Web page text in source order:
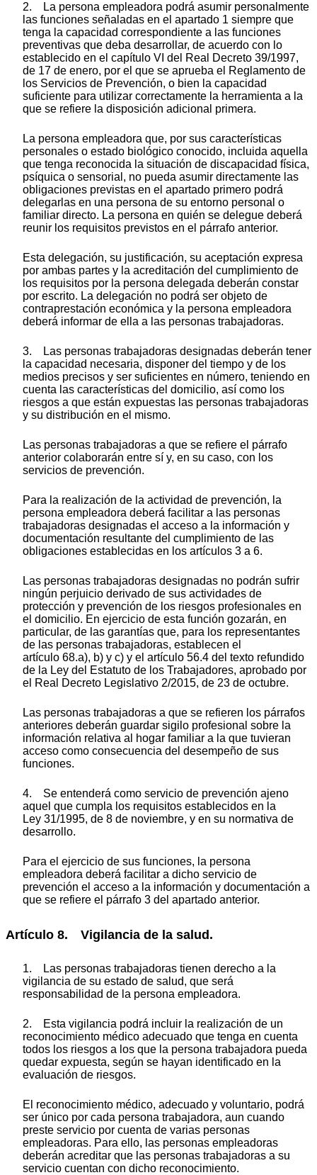
2. La persona empleadora podrá asumir personalmente
las funciones señaladas en el apartado 1 siempre que
tenga la capacidad correspondiente a las funciones
preventivas que deba desarrollar, de acuerdo con lo
establecido en el capítulo VI del Real Decreto 39/1997,
de 17 de enero, por el que se aprueba el Reglamento de
los Servicios de Prevención, o bien la capacidad
suficiente para utilizar correctamente la herramienta a la
que se refiere la disposición adicional primera.
La persona empleadora que, por sus características
personales o estado biológico conocido, incluida aquella
que tenga reconocida la situación de discapacidad física,
psíquica o sensorial, no pueda asumir directamente las
obligaciones previstas en el apartado primero podrá
delegarlas en una persona de su entorno personal o
familiar directo. La persona en quién se delegue deberá
reunir los requisitos previstos en el párrafo anterior.
Esta delegación, su justificación, su aceptación expresa
por ambas partes y la acreditación del cumplimiento de
los requisitos por la persona delegada deberán constar
por escrito. La delegación no podrá ser objeto de
contraprestación económica y la persona empleadora
deberá informar de ella a las personas trabajadoras.
3. Las personas trabajadoras designadas deberán tener
la capacidad necesaria, disponer del tiempo y de los
medios precisos y ser suficientes en número, teniendo en
cuenta las características del domicilio, así como los
riesgos a que están expuestas las personas trabajadoras
y su distribución en el mismo.
Las personas trabajadoras a que se refiere el párrafo
anterior colaborarán entre sí y, en su caso, con los
servicios de prevención.
Para la realización de la actividad de prevención, la
persona empleadora deberá facilitar a las personas
trabajadoras designadas el acceso a la información y
documentación resultante del cumplimiento de las
obligaciones establecidas en los artículos 3 a 6.
Las personas trabajadoras designadas no podrán sufrir
ningún perjuicio derivado de sus actividades de
protección y prevención de los riesgos profesionales en
el domicilio. En ejercicio de esta función gozarán, en
particular, de las garantías que, para los representantes
de las personas trabajadoras, establecen el
artículo 68.a), b) y c) y el artículo 56.4 del texto refundido
de la Ley del Estatuto de los Trabajadores, aprobado por
el Real Decreto Legislativo 2/2015, de 23 de octubre.
Las personas trabajadoras a que se refieren los párrafos
anteriores deberán guardar sigilo profesional sobre la
información relativa al hogar familiar a la que tuvieran
acceso como consecuencia del desempeño de sus
funciones.
4. Se entenderá como servicio de prevención ajeno
aquel que cumpla los requisitos establecidos en la
Ley 31/1995, de 8 de noviembre, y en su normativa de
desarrollo.
Para el ejercicio de sus funciones, la persona
empleadora deberá facilitar a dicho servicio de
prevención el acceso a la información y documentación a
que se refiere el párrafo 3 del apartado anterior.
Artículo 8. Vigilancia de la salud.
1. Las personas trabajadoras tienen derecho a la
vigilancia de su estado de salud, que será
responsabilidad de la persona empleadora.
2. Esta vigilancia podrá incluir la realización de un
reconocimiento médico adecuado que tenga en cuenta
todos los riesgos a los que la persona trabajadora pueda
quedar expuesta, según se hayan identificado en la
evaluación de riesgos.
El reconocimiento médico, adecuado y voluntario, podrá
ser único por cada persona trabajadora, aun cuando
preste servicio por cuenta de varias personas
empleadoras. Para ello, las personas empleadoras
deberán acreditar que las personas trabajadoras a su
servicio cuentan con dicho reconocimiento.